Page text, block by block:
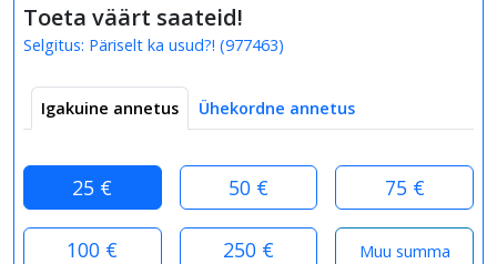
Toeta väärt saateid!
Selgitus: Päriselt ka usud?! (977463)
Igakuine annetus Ühekordne annetus
25 € 50 € 75 €
100 € 250 €